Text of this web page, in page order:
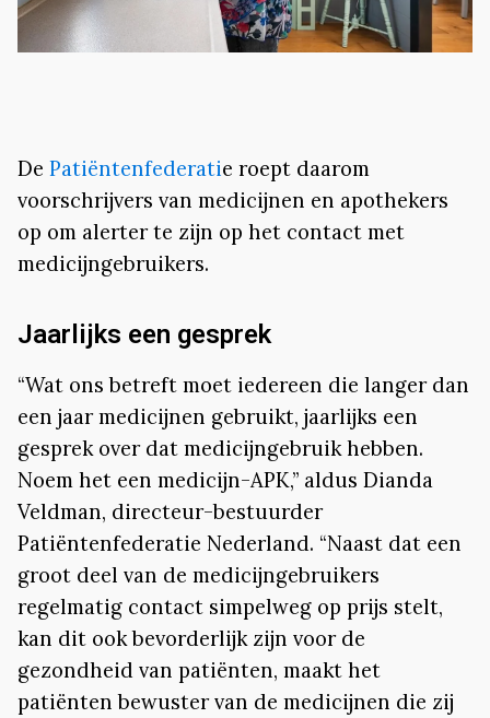
De Patiëntenfederatie roept daarom
voorschrijvers van medicijnen en apothekers
op om alerter te zijn op het contact met
medicijngebruikers.
Jaarlijks een gesprek
“Wat ons betreft moet iedereen die langer dan
een jaar medicijnen gebruikt, jaarlijks een
gesprek over dat medicijngebruik hebben.
Noem het een medicijn-APK,” aldus Dianda
Veldman, directeur-bestuurder
Patiëntenfederatie Nederland. “Naast dat een
groot deel van de medicijngebruikers
regelmatig contact simpelweg op prijs stelt,
kan dit ook bevorderlijk zijn voor de
gezondheid van patiënten, maakt het
patiënten bewuster van de medicijnen die zij